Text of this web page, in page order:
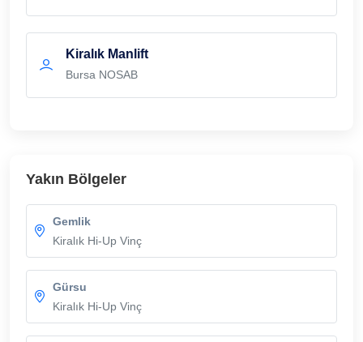
Kiralık Manlift
Bursa NOSAB
Yakın Bölgeler
Gemlik
Kiralık Hi-Up Vinç
Gürsu
Kiralık Hi-Up Vinç